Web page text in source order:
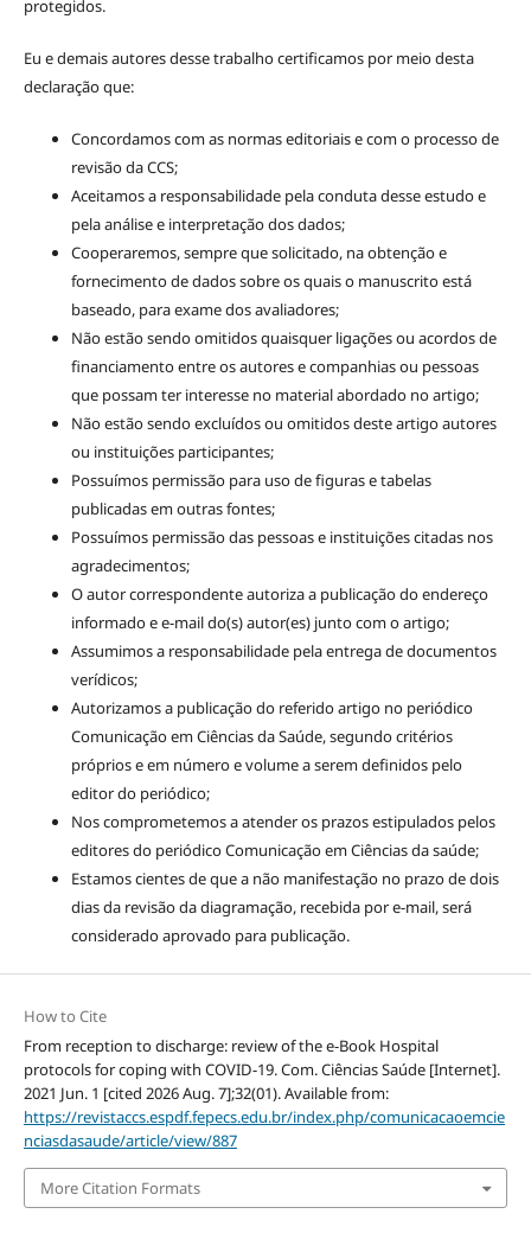
protegidos.
Eu e demais autores desse trabalho certificamos por meio desta
declaração que:
Concordamos com as normas editoriais e com o processo de
revisão da CCS;
Aceitamos a responsabilidade pela conduta desse estudo e
pela análise e interpretação dos dados;
Cooperaremos, sempre que solicitado, na obtenção e
fornecimento de dados sobre os quais o manuscrito está
baseado, para exame dos avaliadores;
Não estão sendo omitidos quaisquer ligações ou acordos de
financiamento entre os autores e companhias ou pessoas
que possam ter interesse no material abordado no artigo;
Não estão sendo excluídos ou omitidos deste artigo autores
ou instituições participantes;
Possuímos permissão para uso de figuras e tabelas
publicadas em outras fontes;
Possuímos permissão das pessoas e instituições citadas nos
agradecimentos;
O autor correspondente autoriza a publicação do endereço
informado e e-mail do(s) autor(es) junto com o artigo;
Assumimos a responsabilidade pela entrega de documentos
verídicos;
Autorizamos a publicação do referido artigo no periódico
Comunicação em Ciências da Saúde, segundo critérios
próprios e em número e volume a serem definidos pelo
editor do periódico;
Nos comprometemos a atender os prazos estipulados pelos
editores do periódico Comunicação em Ciências da saúde;
Estamos cientes de que a não manifestação no prazo de dois
dias da revisão da diagramação, recebida por e-mail, será
considerado aprovado para publicação.
How to Cite
From reception to discharge: review of the e-Book Hospital
protocols for coping with COVID-19. Com. Ciências Saúde [Internet].
2021 Jun. 1 [cited 2026 Aug. 7];32(01). Available from:
https://revistaccs.espdf.fepecs.edu.br/index.php/comunicacaoemcie
nciasdasaude/article/view/887
More Citation Formats